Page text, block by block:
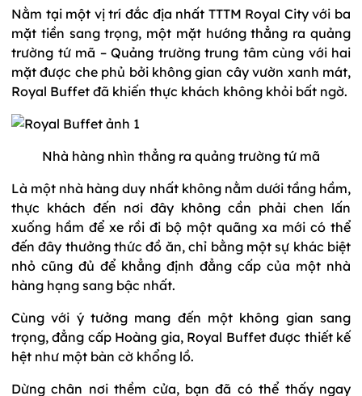
Nằm tại một vị trí đắc địa nhất TTTM Royal City với ba
mặt tiền sang trọng, một mặt hướng thẳng ra quảng
trường tứ mã – Quảng trường trung tâm cùng với hai
mặt được che phủ bởi không gian cây vườn xanh mát,
Royal Buffet đã khiến thực khách không khỏi bất ngờ.
Nhà hàng nhìn thẳng ra quảng trường tứ mã
Là một nhà hàng duy nhất không nằm dưới tầng hầm,
thực khách đến nơi đây không cần phải chen lấn
xuống hầm để xe rồi đi bộ một quãng xa mới có thể
đến đây thưởng thức đồ ăn, chỉ bằng một sự khác biệt
nhỏ cũng đủ để khẳng định đẳng cấp của một nhà
hàng hạng sang bậc nhất.
Cùng với ý tưởng mang đến một không gian sang
trọng, đẳng cấp Hoàng gia, Royal Buffet được thiết kế
hệt như một bàn cờ khổng lồ.
Dừng chân nơi thềm cửa, bạn đã có thể thấy ngay